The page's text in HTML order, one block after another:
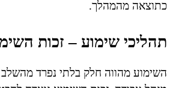
כתוצאה מהמהלך.
תהליכי שימוע – זכות
השימוע מהווה חלק בלתי נפרד מהשלב